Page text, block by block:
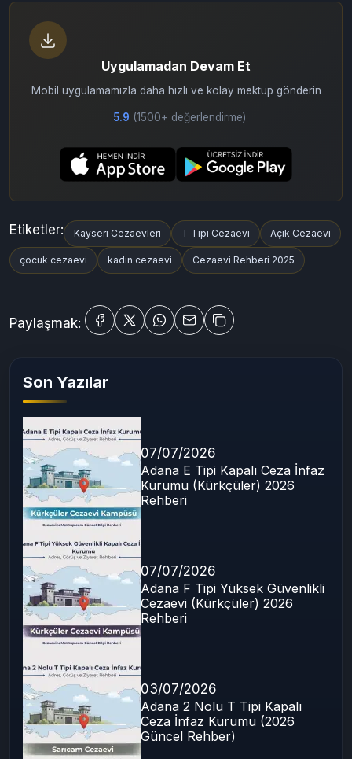
Uygulamadan Devam Et
Mobil uygulamamızla daha hızlı ve kolay mektup gönderin
5.9 (1500+ değerlendirme)
Etiketler: Kayseri Cezaevleri T Tipi Cezaevi Açık Cezaevi
çocuk cezaevi kadın cezaevi Cezaevi Rehberi 2025
Paylaşmak:
Son Yazılar
07/07/2026
Adana E Tipi Kapalı Ceza İnfaz
Kurumu (Kürkçüler) 2026
Rehberi
07/07/2026
Adana F Tipi Yüksek Güvenlikli
Cezaevi (Kürkçüler) 2026
Rehberi
03/07/2026
Adana 2 Nolu T Tipi Kapalı
Ceza İnfaz Kurumu (2026
Güncel Rehber)